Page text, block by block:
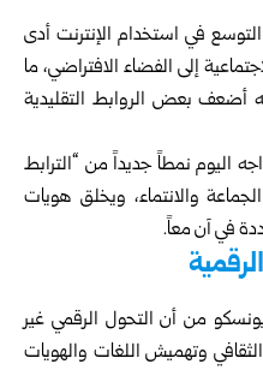
في استخدام الإنترنت أدى
إلى الفضاء الافتراضي، ما
أضعف بعض الروابط التقليدية
اليوم نمطاً جديداً من “الترابط
والانتماء، ويخلق هويات
في آن معاً.
من أن التحول الرقمي غير
وتهميش اللغات والهويات